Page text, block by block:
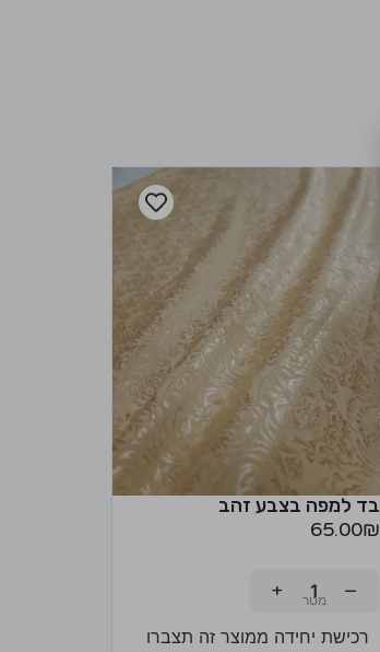
בד למפה בצבע זהב
65.00₪
−
+
רכישת יחידה ממוצר זה תצברו